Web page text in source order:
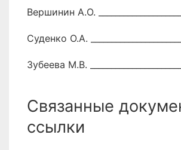
Вершинин А.О.
Суденко О.А.
Зубеева М.В.
Связанные
ссылки